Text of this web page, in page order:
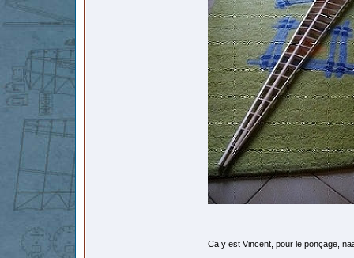
Ca y est Vincent, pour le ponçage,